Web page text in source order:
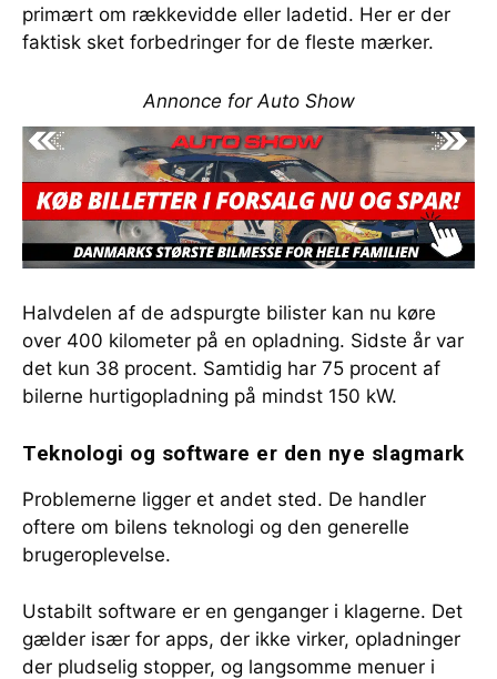
primært om rækkevidde eller ladetid. Her er der
faktisk sket forbedringer for de fleste mærker.
Annonce for Auto Show
Halvdelen af de adspurgte bilister kan nu køre
over 400 kilometer på en opladning. Sidste år var
det kun 38 procent. Samtidig har 75 procent af
bilerne hurtigopladning på mindst 150 kW.
Teknologi og software er den nye slagmark
Problemerne ligger et andet sted. De handler
oftere om bilens teknologi og den generelle
brugeroplevelse.
Ustabilt software er en genganger i klagerne. Det
gælder især for apps, der ikke virker, opladninger
der pludselig stopper, og langsomme menuer i